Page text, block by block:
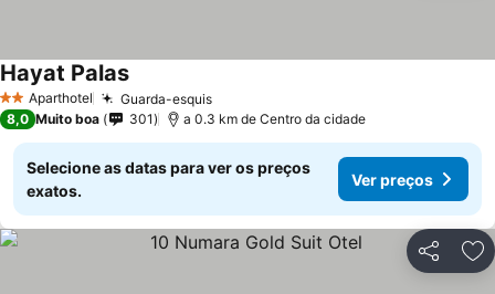
2 EstrelasAparthotel Guarda-esquisVer preços
Hayat PalasVer preços
8,0 Muito boa 301 a 0.3 km de Centro da cidade
Selecione as datas para ver os preços
exatos.
Ver preços
Partilhar